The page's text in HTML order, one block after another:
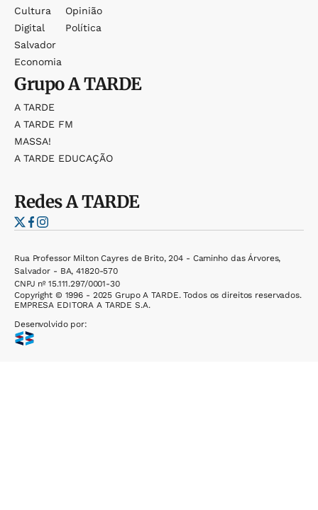
Cultura
Digital
Salvador
Economia
Opinião
Política
GrupoA TARDE
A TARDE
A TARDE FM
MASSA!
A TARDE EDUCAÇÃO
RedesA TARDE
Rua Professor Milton Cayres de Brito, 204 - Caminho das Árvores,
Salvador - BA, 41820-570
CNPJ nº 15.111.297/0001-30
Copyright © 1996 - 2025 Grupo A TARDE. Todos os direitos reservados.
EMPRESA EDITORA A TARDE S.A.
Desenvolvido por: